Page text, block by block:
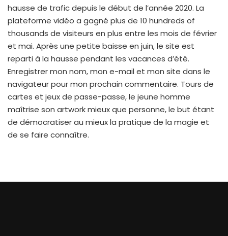
hausse de trafic depuis le début de l’année 2020. La
plateforme vidéo a gagné plus de 10 hundreds of
thousands de visiteurs en plus entre les mois de février
et mai. Après une petite baisse en juin, le site est
reparti à la hausse pendant les vacances d’été.
Enregistrer mon nom, mon e-mail et mon site dans le
navigateur pour mon prochain commentaire. Tours de
cartes et jeux de passe-passe, le jeune homme
maîtrise son artwork mieux que personne, le but étant
de démocratiser au mieux la pratique de la magie et
de se faire connaître.